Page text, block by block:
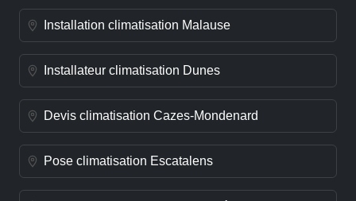
Installation climatisation Malause
Installateur climatisation Dunes
Devis climatisation Cazes-Mondenard
Pose climatisation Escatalens